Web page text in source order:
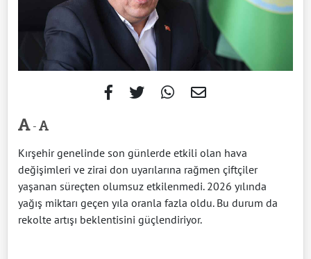
-
Kırşehir genelinde son günlerde etkili olan hava
değişimleri ve zirai don uyarılarına rağmen çiftçiler
yaşanan süreçten olumsuz etkilenmedi. 2026 yılında
yağış miktarı geçen yıla oranla fazla oldu. Bu durum da
rekolte artışı beklentisini güçlendiriyor.